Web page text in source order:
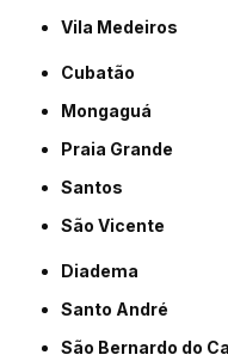
Vila Medeiros
Cubatão
Mongaguá
Praia Grande
Santos
São Vicente
Diadema
Santo André
São Bernardo do